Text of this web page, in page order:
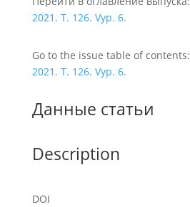
2021. T. 126. Vyp. 6.
Go to the issue table of contents:
2021. T. 126. Vyp. 6.
Данные статьи
Description
DOI